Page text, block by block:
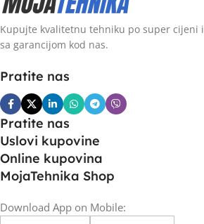
Kupujte kvalitetnu tehniku po super cijeni i
sa garancijom kod nas.
Pratite nas
Pratite nas
Uslovi kupovine
Online kupovina
MojaTehnika Shop
Download App on Mobile: